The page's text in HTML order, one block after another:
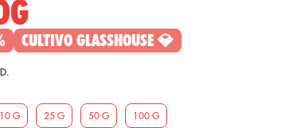
German
CULTIVO GLASSHOUSE 💎
10 G 25 G 50 G 100 G